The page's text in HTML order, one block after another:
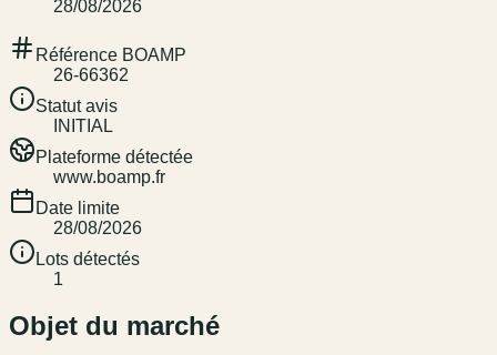
28/08/2026
Référence BOAMP
26-66362
Statut avis
INITIAL
Plateforme détectée
www.boamp.fr
Date limite
28/08/2026
Lots détectés
1
Objet du marché